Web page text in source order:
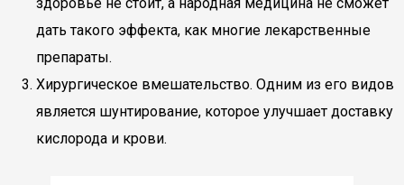
дать такого эффекта, как многие лекарственные
препараты.
Хирургическое вмешательство. Одним из его видов
является шунтирование, которое улучшает доставку
кислорода и крови.